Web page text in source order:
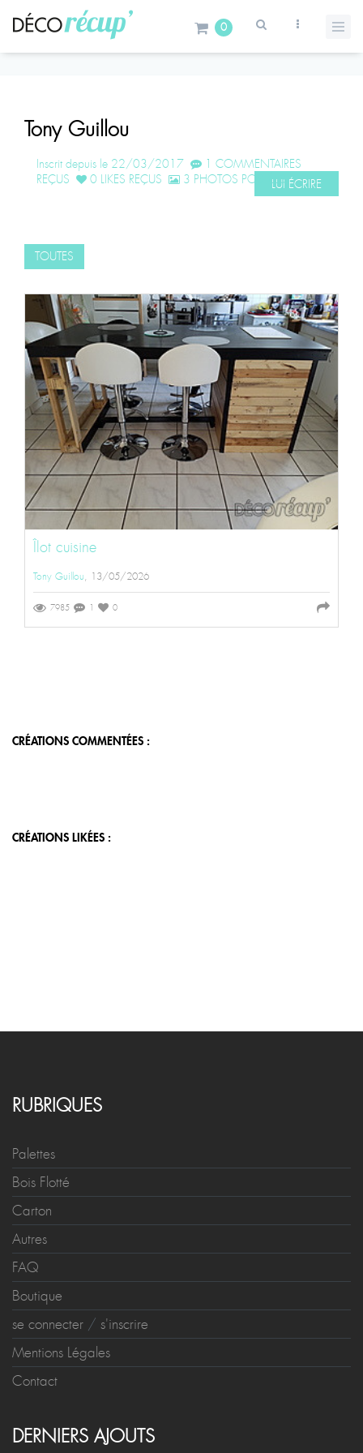
0
Tony Guillou
Inscrit depuis le 22/03/2017
1 COMMENTAIRES
REÇUS
0 LIKES REÇUS 3 PHOTOS POSTÉESLUI ÉCRIRE
TOUTES
Îlot cuisine
Tony Guillou, 13/05/2026
7985 1 0
CRÉATIONS COMMENTÉES :
CRÉATIONS LIKÉES :
RUBRIQUES
Palettes
Bois Flotté
Carton
Autres
FAQ
Boutique
se connecter / s'inscrire
Mentions Légales
Contact
DERNIERS AJOUTS